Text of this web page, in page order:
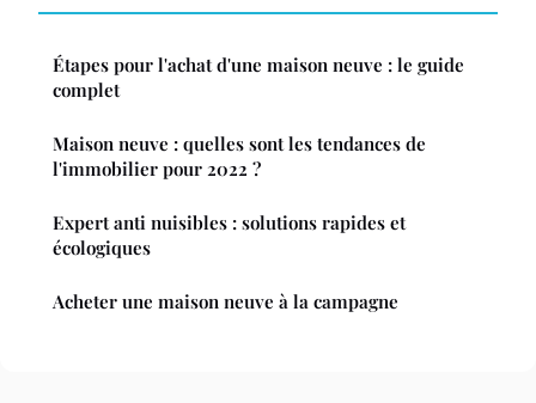
Étapes pour l'achat d'une maison neuve : le guide
complet
Maison neuve : quelles sont les tendances de
l'immobilier pour 2022 ?
Expert anti nuisibles : solutions rapides et
écologiques
Acheter une maison neuve à la campagne